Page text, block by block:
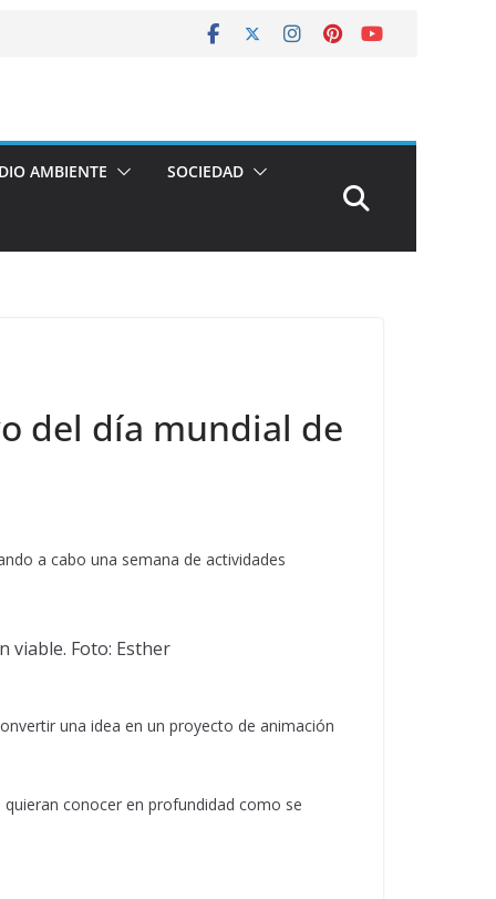
AMBIENTE SOCIEDAD
del día mundial de
a cabo una semana de actividades
viable. Foto: Esther
una idea en un proyecto de animación
conocer en profundidad como se